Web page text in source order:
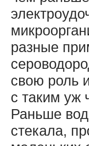
разные
свою роль
с таким уж
Раньше
стекала,